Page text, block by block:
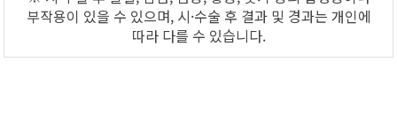
부작용이 있을 수 있으며, 시·수술 후 결과 및 경과는 개인에
따라 다를 수 있습니다.